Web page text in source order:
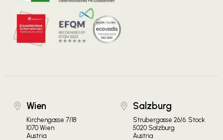
Wien
Kirchengasse 7/18
1070 Wien
Austria
Salzburg
Strubergasse 26/6. Stock
5020 Salzburg
Austria